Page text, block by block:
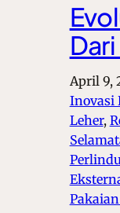
April 9,
Inovasi
Leher,